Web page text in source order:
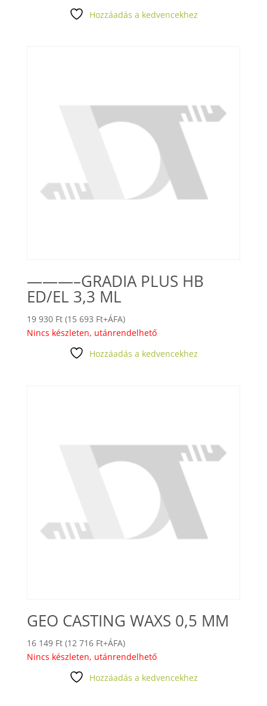
Hozzáadás a kedvencekhez
———–GRADIA PLUS HB
ED/EL 3,3 ML
19 930 Ft (15 693 Ft+ÁFA)
Nincs készleten, utánrendelhető
Hozzáadás a kedvencekhez
GEO CASTING WAXS 0,5 MM
16 149 Ft (12 716 Ft+ÁFA)
Nincs készleten, utánrendelhető
Hozzáadás a kedvencekhez